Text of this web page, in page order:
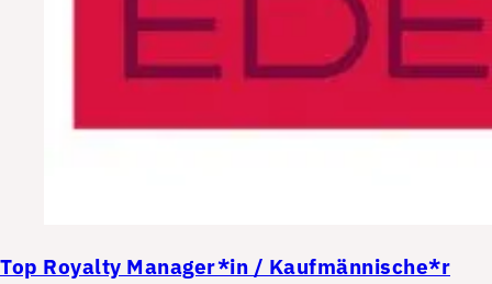
Top Royalty Manager*in / Kaufmännische*r